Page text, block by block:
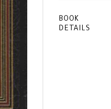
BOOK
DETAILS